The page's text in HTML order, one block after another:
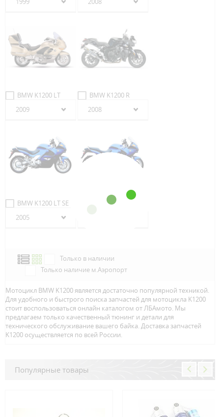
BMW K1200 LT
2009
BMW K1200 R
2008
BMW K1200 LT SE
2005
BMW K1200 LT Lux
Только в наличии
Только наличие м.Аэропорт
Мотоцикл BMW K1200 является достаточно популярной техникой.
Для удобного и быстрого поиска запчастей для мотоцикла K1200
стоит воспользоваться онлайн каталогом от ЛБАмото. Мы
предлагаем только качественный тюнинг и детали для
технического обслуживание вашего байка. Доставка запчастей
K1200 осуществляется по всей Росcии.
Популярные товары